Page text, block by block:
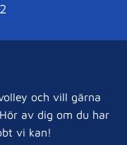
och vill gärna
av dig om du har
vi kan!